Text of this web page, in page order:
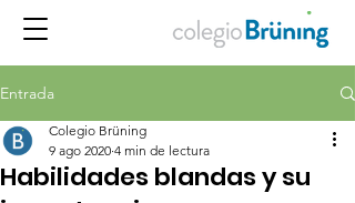
Entrada
Habilidades blandas y su
Colegio Brüning
9 ago 2020 4 min de lectura